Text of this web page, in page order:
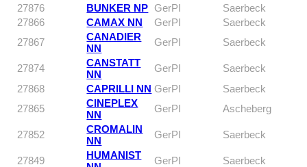
27876
BUNKER NP GerPI
Saerbeck
27866
CAMAX NN GerPI
Saerbeck
27867
CANADIER
NN
GerPI Saerbeck
27874
CANSTATT
NN
GerPI
Saerbeck
27868
CAPRILLI NN GerPI
Saerbeck
27865
CINEPLEX
NN
GerPI Ascheberg
27852
CROMALIN
NN
GerPI Saerbeck
27849
HUMANIST
GerPI
Saerbeck